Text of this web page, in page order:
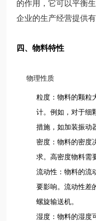
的作用，它可以平衡
企业的生产经营提供有
四、物料特性
物理性质
粒度：物料的颗粒
计。例如，对于细
措施，如加装振动
密度：物料的密度
求。高密度物料需
流动性：物料的流
要影响。流动性差
螺旋输送机。
湿度：物料的湿度